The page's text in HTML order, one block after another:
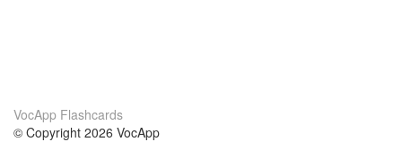
VocApp Flashcards
© Copyright 2026 VocApp